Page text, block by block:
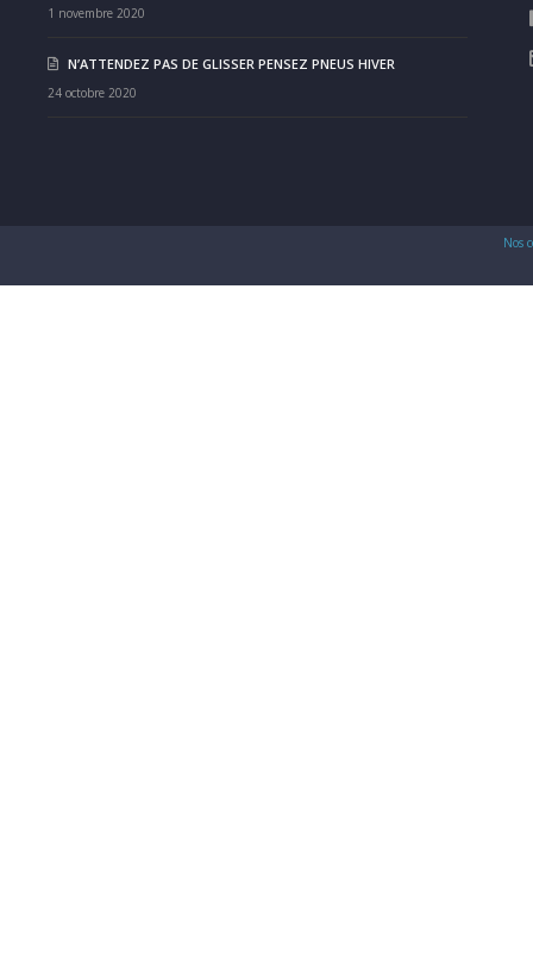
1 novembre 2020
N’ATTENDEZ PAS DE GLISSER PENSEZ PNEUS HIVER
24 octobre 2020
Nos